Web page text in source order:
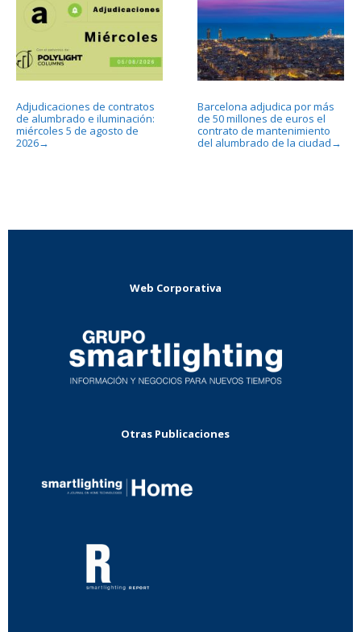
Adjudicaciones de contratos
de alumbrado e iluminación:
miércoles 5 de agosto de
2026→
Barcelona adjudica por más
de 50 millones de euros el
contrato de mantenimiento
del alumbrado de la ciudad →
Web Corporativa
Otras Publicaciones